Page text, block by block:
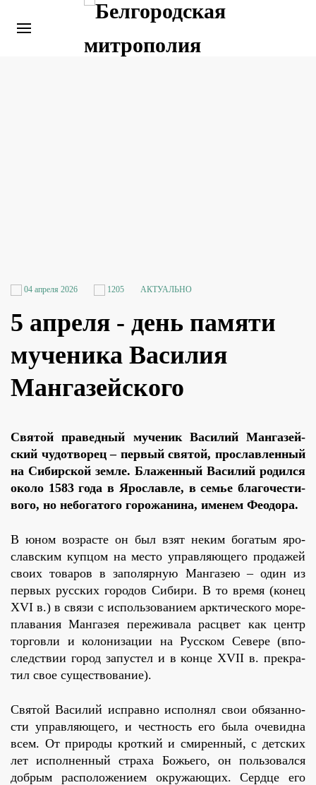
04 апреля 2026 1205 АКТУАЛЬНО
5 апреля - день памяти
мученика Василия
Мангазейского
Свя­той пра­вед­ный му­че­ник Ва­си­лий Ман­га­зей­
ский чу­до­тво­рец – пер­вый свя­той, про­слав­лен­ный
на Си­бир­ской зем­ле. Бла­жен­ный Ва­си­лий ро­дил­ся
око­ло 1583 го­да в Яро­слав­ле, в се­мье бла­го­че­сти­
во­го, но небо­га­то­го го­ро­жа­ни­на, име­нем Фе­о­до­ра.
В юном воз­расте он был взят неким бо­га­тым яро­
слав­ским куп­цом на ме­сто управ­ля­ю­ще­го про­да­жей
сво­их то­ва­ров в за­по­ляр­ную Ман­га­зею – один из
пер­вых рус­ских го­ро­дов Си­би­ри. В то вре­мя (ко­нец
XVI в.) в свя­зи с ис­поль­зо­ва­ни­ем арк­ти­че­ско­го мо­ре­
пла­ва­ния Ман­га­зея пе­ре­жи­ва­ла рас­цвет как центр
тор­гов­ли и ко­ло­ни­за­ции на Рус­ском Се­ве­ре (впо­
след­ствии го­род за­пу­стел и в кон­це XVII в. пре­кра­
тил свое су­ще­ство­ва­ние).
Свя­той Ва­си­лий ис­прав­но ис­пол­нял свои обя­зан­но­
сти управ­ля­ю­ще­го, и чест­ность его бы­ла оче­вид­на
всем. От при­ро­ды крот­кий и сми­рен­ный, с дет­ских
лет ис­пол­нен­ный стра­ха Бо­жье­го, он поль­зо­вал­ся
доб­рым рас­по­ло­же­ни­ем окру­жа­ю­щих. Серд­це его